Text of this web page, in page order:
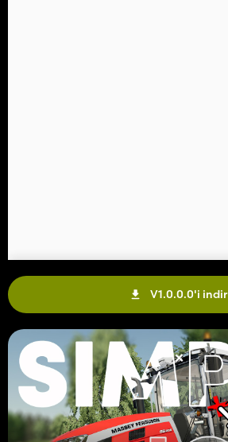
V1.0.0.0'i indir